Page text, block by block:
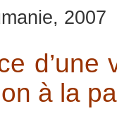
2007
d’une
à la